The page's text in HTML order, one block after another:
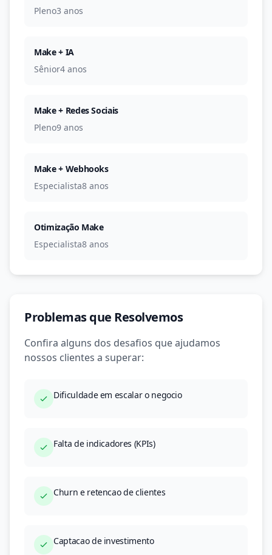
Pleno3 anos
Make + IA
Sênior4 anos
Make + Redes Sociais
Pleno9 anos
Make + Webhooks
Especialista8 anos
Otimização Make
Especialista8 anos
Problemas que Resolvemos
Confira alguns dos desafios que ajudamos
nossos clientes a superar:
Dificuldade em escalar o negocio
Falta de indicadores (KPIs)
Churn e retencao de clientes
Captacao de investimento